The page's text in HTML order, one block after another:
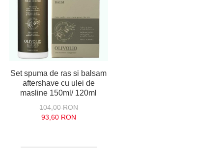
Set spuma de ras si balsam
aftershave cu ulei de
masline 150ml/ 120ml
104,00 RON
93,60 RON